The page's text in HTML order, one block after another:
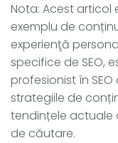
Nota: Acest articol
exemplu de
experienţă
specifice de SEO,
profesionist în
strategiile de
tendințele actuale
de căutare.